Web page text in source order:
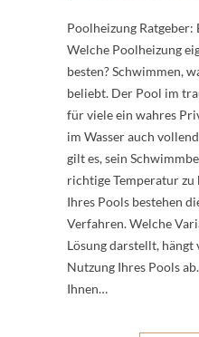
Poolheizung
Welche Poolheizung
besten? Schwimmen,
beliebt. Der Pool im
für viele ein wahres
im Wasser auch
gilt es, sein
richtige Temperatur
Ihres Pools bestehen
Verfahren. Welche
Lösung darstellt, hängt
Nutzung Ihres Pools
Ihnen…